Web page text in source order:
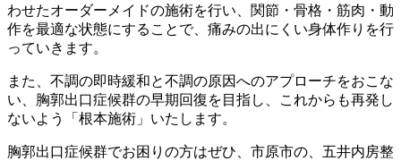
わせたオーダーメイドの施術を行い、関節・骨格・筋肉・動
作を最適な状態にすることで、痛みの出にくい身体作りを行
っていきます。
また、不調の即時緩和と不調の原因へのアプローチをおこな
い、胸郭出口症候群の早期回復を目指し、これからも再発し
ないよう「根本施術」いたします。
胸郭出口症候群でお困りの方はぜひ、市原市の、五井内房整